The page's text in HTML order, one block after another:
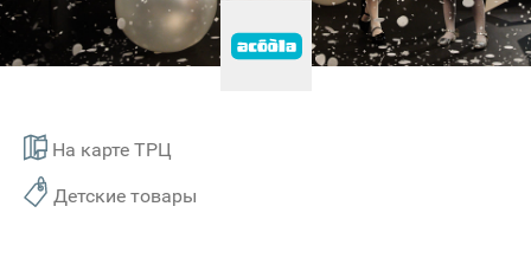
На карте ТРЦ
Детские товары